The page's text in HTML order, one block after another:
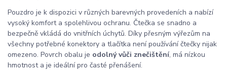
Pouzdro je k dispozici v různých barevných provedeních a nabízí
vysoký komfort a spolehlivou ochranu. Čtečka se snadno a
bezpečně vkládá do vnitřních úchytů. Díky přesným výřezům na
všechny potřebné konektory a tlačítka není používání čtečky nijak
omezeno. Povrch obalu je odolný vůči znečištění, má nízkou
hmotnost a je ideální pro časté přenášení.